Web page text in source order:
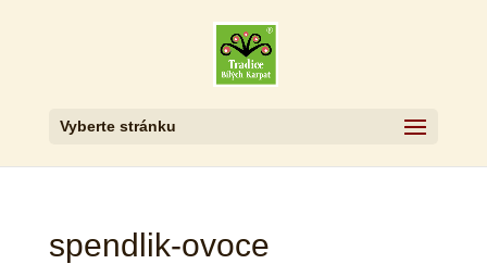
Vyberte stránku
spendlik-ovoce